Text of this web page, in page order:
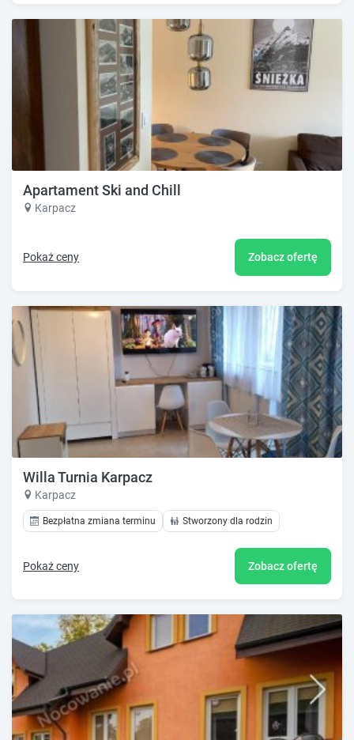
Apartament Ski and Chill
Karpacz
Pokaż ceny Zobacz ofertę
Willa Turnia Karpacz
Karpacz
Bezpłatna zmiana terminu Stworzony dla rodzin
Pokaż ceny Zobacz ofertę